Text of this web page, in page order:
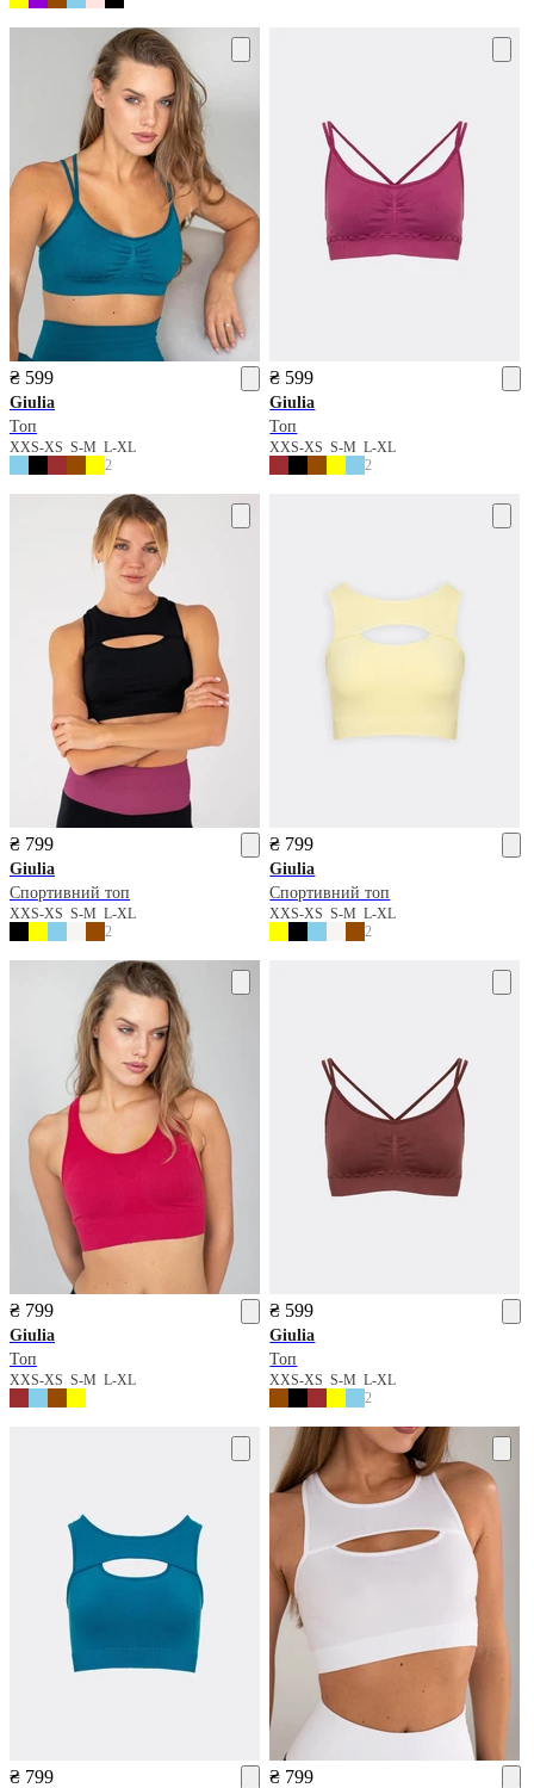
₴ 599
Giulia
Топ
XXS-XS S-M L-XL
2
₴ 599
Giulia
Топ
XXS-XSS-ML-XL
2
₴ 799
Giulia
Спортивний топ
XXS-XS S-M L-XL
2
₴ 799
Giulia
Спортивний топ
XXS-XSS-ML-XL
2
₴ 799
Giulia
Топ
XXS-XS S-M L-XL
₴ 599
Giulia
Топ
XXS-XSS-ML-XL
2
₴ 799 ₴ 799